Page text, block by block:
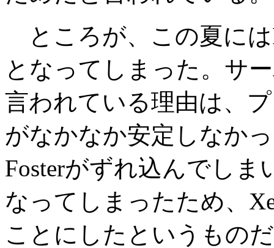
ところが、この夏には
となってしまった。サ
言われている理由は、
がなかなか安定しなか
Fosterがずれ込んでしま
なってしまったため、
ことにしたというもの